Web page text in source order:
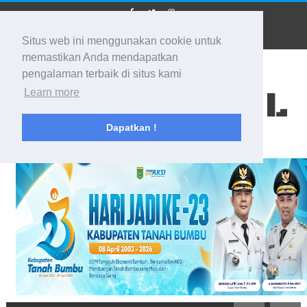
Situs web ini menggunakan cookie untuk
memastikan Anda mendapatkan
pengalaman terbaik di situs kami
Learn more
Dapatkan !
BIDIK KALSEL
Membidik Ke Segala Arah